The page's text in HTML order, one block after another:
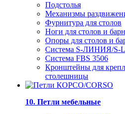
Подстолья
Механизмы
Фурнитура для столов
Ноги для столов и
Опоры для столов и
Система S-ЛИНИЯ/S-
Система FBS 3506
Кронштейны для
столешницы
10. Петли мебельные